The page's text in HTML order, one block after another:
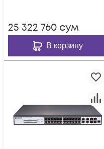
25 322 760 сум
В корзину